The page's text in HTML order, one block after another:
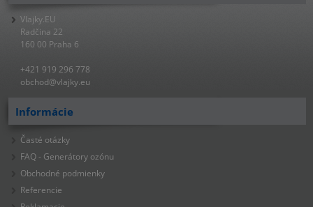
Vlajky.EU
Radčina 22
160 00 Praha 6
+421 919 296 778
obchod@vlajky.eu
Informácie
Časté otázky
FAQ - Generátory ozónu
Obchodné podmienky
Referencie